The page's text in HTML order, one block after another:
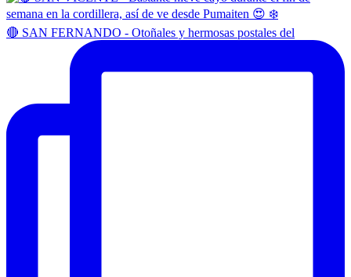
🔴 SAN FERNANDO - Otoñales y hermosas postales del